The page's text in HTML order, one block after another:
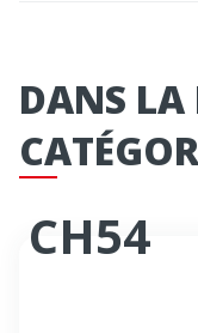
DANS LA
CH54